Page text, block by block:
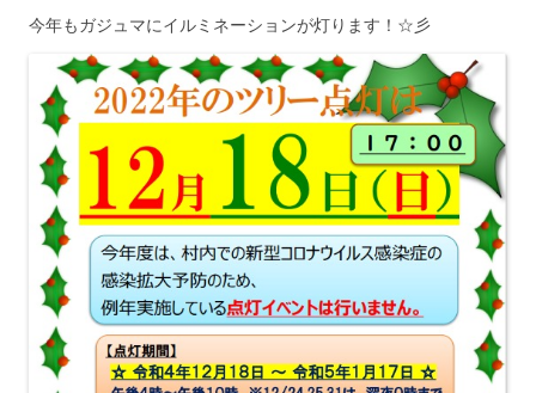
今年もガジュマにイルミネーションが灯ります！☆彡